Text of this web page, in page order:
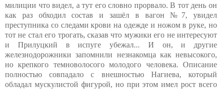
милиции что видел, а тут его словно прорвало. В тот день он
как раз обходил состав и зашёл в вагон №7, увидел
преступника со следами крови на одежде и ножом в руке, но
тот не стал его трогать, сказав что мужики его не интересуют
и Прилуцкий в испуге убежал... И он, и другие
железнодорожники запомнили незнакомца как невысокого,
но крепкого темноволосого молодого человека. Описание
полностью совпадало с внешностью Нагиева, который
обладал мускулистой фигурой, но при этом имел рост всего